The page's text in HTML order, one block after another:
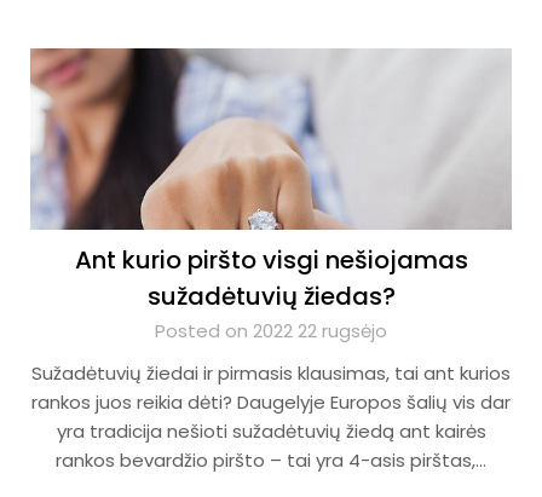
Ant kurio piršto visgi nešiojamas
sužadėtuvių žiedas?
Posted on 2022 22 rugsėjo
Sužadėtuvių žiedai ir pirmasis klausimas, tai ant kurios
rankos juos reikia dėti? Daugelyje Europos šalių vis dar
yra tradicija nešioti sužadėtuvių žiedą ant kairės
rankos bevardžio piršto – tai yra 4-asis pirštas,…